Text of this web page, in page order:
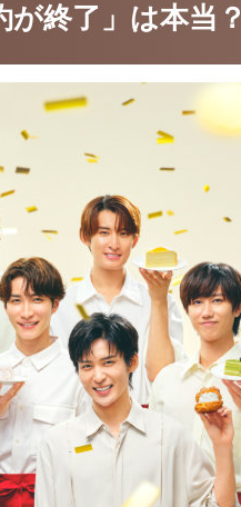
が終了」は本当？